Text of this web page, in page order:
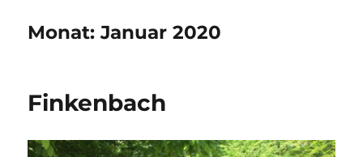
Monat:Januar 2020
Finkenbach